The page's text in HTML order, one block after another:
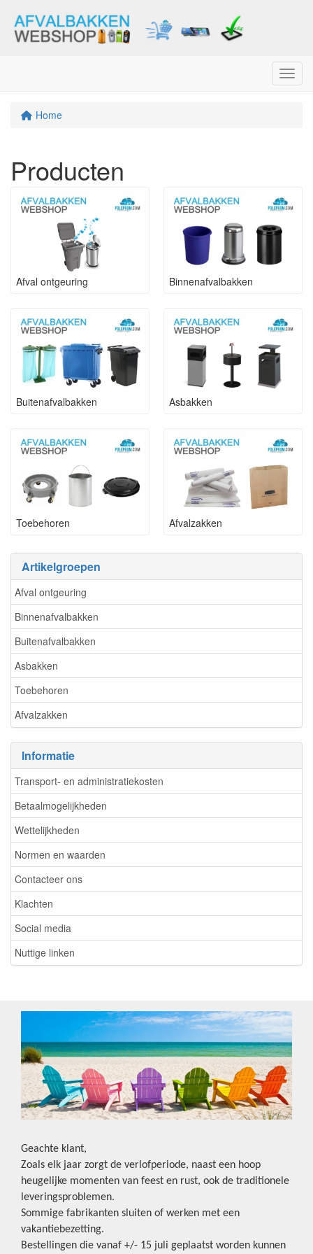
Menu
Artikelgroepen
Afval ontgeuring
Binnenafvalbakken
Buitenafvalbakken
Asbakken
Toebehoren
Afvalzakken
Informatie
Transport- en administratiekosten
Betaalmogelijkheden
Wettelijkheden
Normen en waarden
Contacteer ons
Klachten
Social media
Nuttige linken
Home
Producten
Afval ontgeuring Binnenafvalbakken
Buitenafvalbakken Asbakken
Toebehoren Afvalzakken
Geachte klant,
Zoals elk jaar zorgt de verlofperiode, naast een hoop
heugelijke momenten van feest en rust, ook de traditionele
leveringsproblemen.
Sommige fabrikanten sluiten of werken met een
vakantiebezetting.
Bestellingen die vanaf +/- 15 juli geplaatst worden kunnen